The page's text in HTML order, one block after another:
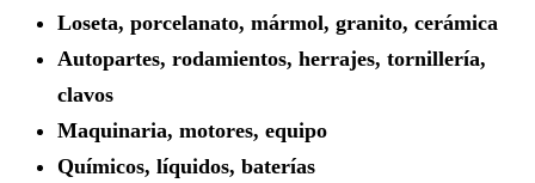
Loseta, porcelanato, mármol, granito, cerámica
Autopartes, rodamientos, herrajes, tornillería,
clavos
Maquinaria, motores, equipo
Químicos, líquidos, baterías